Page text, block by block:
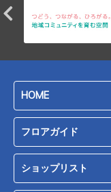
HOME
フロアガイド
ショップリスト